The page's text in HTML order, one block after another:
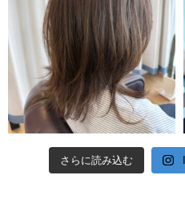
さらに読み込む